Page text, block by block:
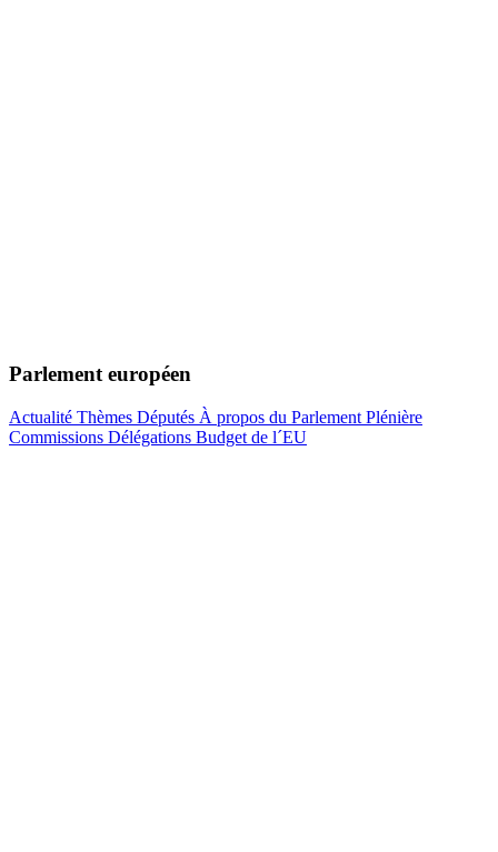
Parlement européen
Actualité Thèmes Députés À propos du Parlement Plénière
Commissions Délégations Budget de l´EU